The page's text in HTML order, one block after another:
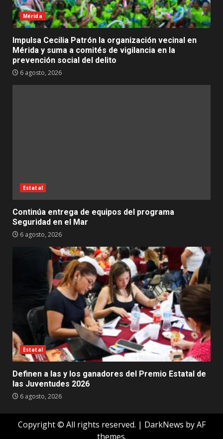
Mérida
Impulsa Cecilia Patrón la organización vecinal en
Mérida y suma a comités de vigilancia en la
prevención social del delito
6 agosto, 2026
Estatal
Continúa entrega de equipos del programa
Seguridad en el Mar
6 agosto, 2026
Estatal
Definen a las y los ganadores del Premio Estatal de
las Juventudes 2026
6 agosto, 2026
Copyright © All rights reserved. | DarkNews by AF
themes.